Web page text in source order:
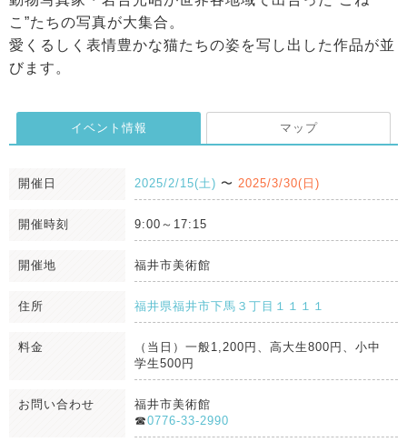
こ”たちの写真が大集合。
愛くるしく表情豊かな猫たちの姿を写し出した作品が並
びます。
イベント情報 マップ
開催日 2025/2/15(土) 〜 2025/3/30(日)
開催時刻 9:00～17:15
開催地 福井市美術館
住所 福井県福井市下馬３丁目１１１１
料金
（当日）一般1,200円、高大生800円、小中
学生500円
お問い合わせ
福井市美術館
☎0776-33-2990